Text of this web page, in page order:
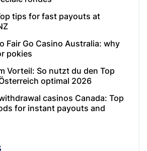
tips for fast payouts at
Fair Go Casino Australia: why
pokies
Vorteil: So nutzt du den Top
optimal 2026
casinos Canada: Top
for instant payouts and